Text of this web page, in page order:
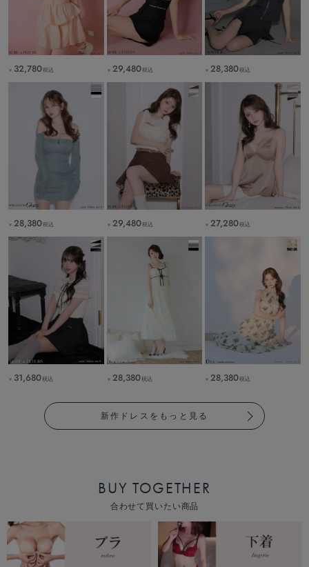
￥ 32,780税込 ￥ 29,480税込 ￥ 28,380税込
￥ 28,380税込 ￥ 29,480税込 ￥ 27,280税込
￥ 31,680税込 ￥ 28,380税込 ￥ 28,380税込
新作ドレスをもっと見る
BUY TOGETHER
合わせて買いたい商品